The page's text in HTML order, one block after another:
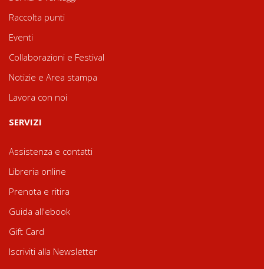
Raccolta punti
Eventi
Collaborazioni e Festival
Notizie e Area stampa
Lavora con noi
SERVIZI
Assistenza e contatti
Libreria online
Prenota e ritira
Guida all'ebook
Gift Card
Iscriviti alla Newsletter